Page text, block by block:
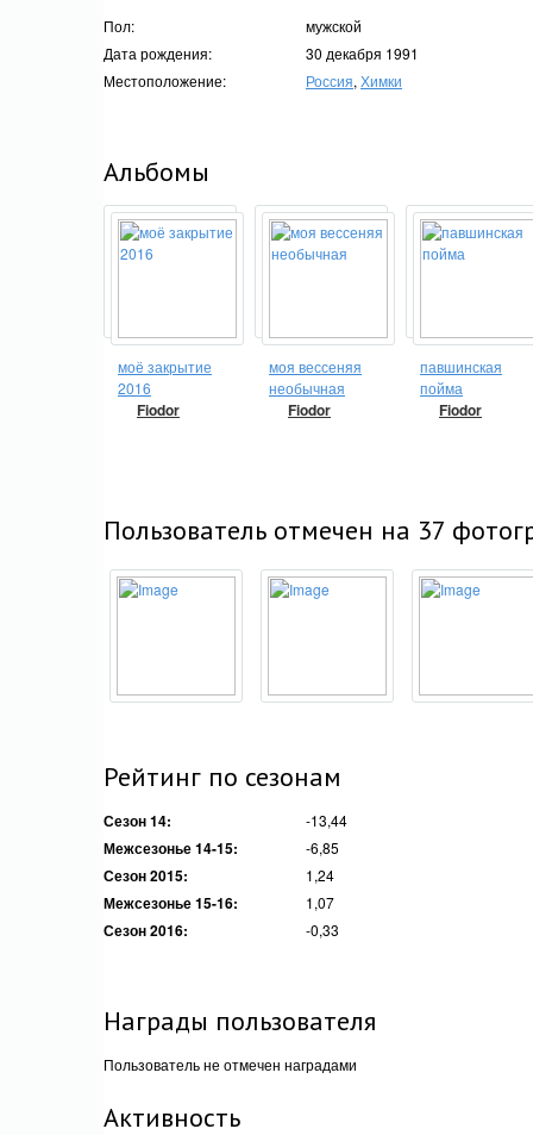
Пол:
мужской
Дата рождения:
30 декабря 1991
Местоположение:
Россия, Химки
Альбомы
моё закрытие
2016
Fiodor
моя вессеняя
необычная
Fiodor
павшинская
пойма
Fiodor
Пользователь отмечен на 37
Рейтинг по сезонам
Сезон 14: -13,44
Межсезонье 14-15: -6,85
Сезон 2015: 1,24
Межсезонье 15-16: 1,07
Сезон 2016: -0,33
Награды пользователя
Пользователь не отмечен наградами
Активность